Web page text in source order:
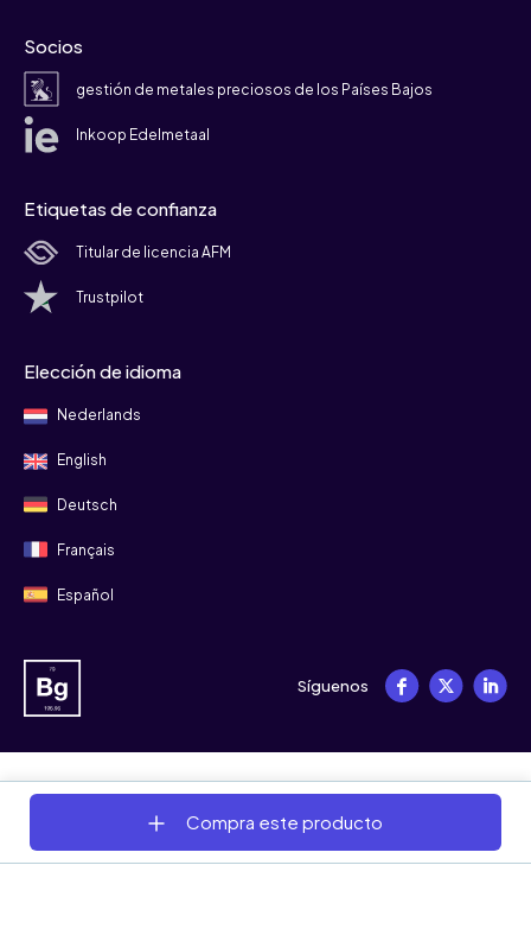
Socios
gestión de metales preciosos de los Países Bajos
Inkoop Edelmetaal
Etiquetas de confianza
Titular de licencia AFM
Trustpilot
Elección de idioma
Nederlands
English
Deutsch
Français
Español
Síguenos
© 2008 - 2026 Bitgild
Términos y condiciones Privacidad Cookies
Compra este producto